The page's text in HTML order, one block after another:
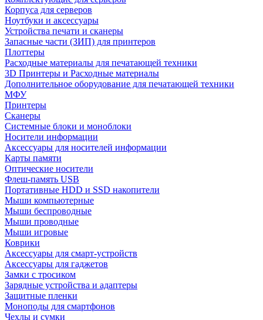
Корпуса для серверов
Ноутбуки и аксессуары
Устройства печати и сканеры
Запасные части (ЗИП) для принтеров
Плоттеры
Расходные материалы для печатающей техники
3D Принтеры и Расходные материалы
Дополнительное оборудование для печатающей техники
МФУ
Принтеры
Сканеры
Системные блоки и моноблоки
Носители информации
Аксессуары для носителей информации
Карты памяти
Оптические носители
Флеш-память USB
Портативные HDD и SSD накопители
Мыши компьютерные
Мыши беспроводные
Мыши проводные
Мыши игровые
Коврики
Аксессуары для смарт-устройств
Аксессуары для гаджетов
Замки с тросиком
Зарядные устройства и адаптеры
Защитные пленки
Моноподы для смартфонов
Чехлы и сумки